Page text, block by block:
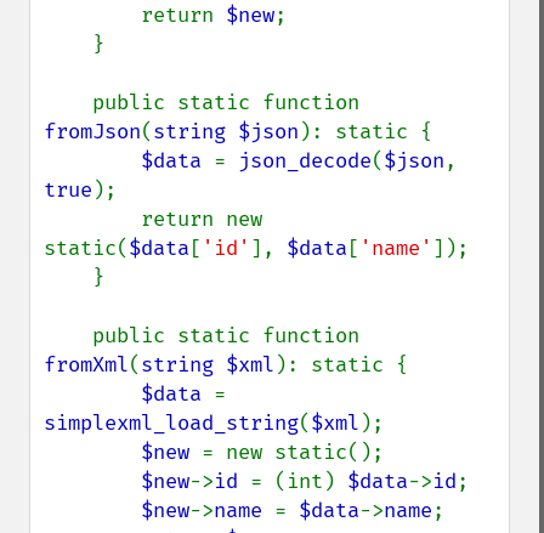
        return
$new;
fromJson(string $json ): static {
$data = json_decode($json
true );
static($data [ 'id' ], $data [ 'name' ]);
fromXml(string $xml ): static {
$data
simplexml_load_string($xml );
$new = new static();
$new->id = (int) $data->id;
$new->name = $data->name;